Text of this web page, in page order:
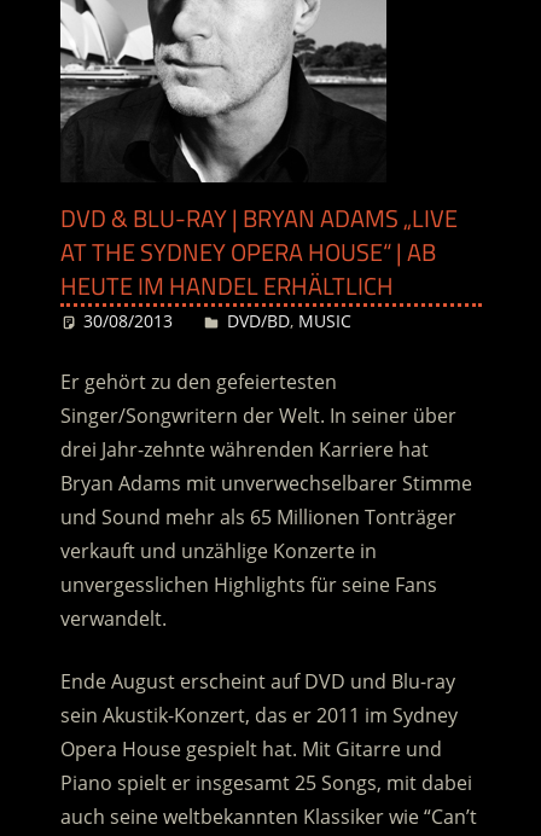
DVD & BLU-RAY | BRYAN ADAMS „LIVE
AT THE SYDNEY OPERA HOUSE“ | AB
HEUTE IM HANDEL ERHÄLTLICH
30/08/2013 Desiree
DVD/BD, MUSIC
Er gehört zu den gefeiertesten
Singer/Songwritern der Welt. In seiner über
drei Jahr-zehnte währenden Karriere hat
Bryan Adams mit unverwechselbarer Stimme
und Sound mehr als 65 Millionen Tonträger
verkauft und unzählige Konzerte in
unvergesslichen Highlights für seine Fans
verwandelt.
Ende August erscheint auf DVD und Blu-ray
sein Akustik-Konzert, das er 2011 im Sydney
Opera House gespielt hat. Mit Gitarre und
Piano spielt er insgesamt 25 Songs, mit dabei
auch seine weltbekannten Klassiker wie “Can’t